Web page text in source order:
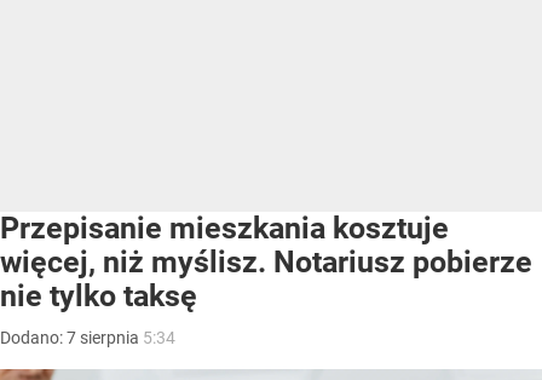
Przepisanie mieszkania kosztuje
więcej, niż myślisz. Notariusz pobierze
nie tylko taksę
Dodano:7 sierpnia 5:34